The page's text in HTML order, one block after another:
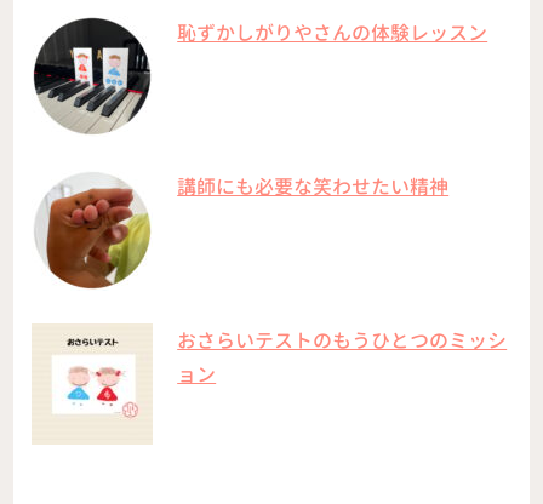
恥ずかしがりやさんの体験レッスン
講師にも必要な笑わせたい精神
おさらいテストのもうひとつのミッシ
ョン